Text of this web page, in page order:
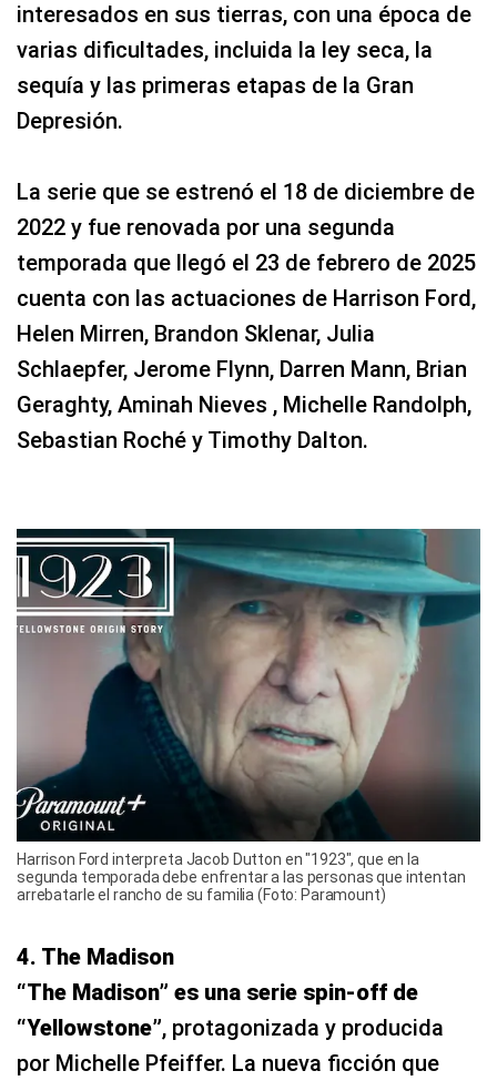
interesados en sus tierras, con una época de
varias dificultades, incluida la ley seca, la
sequía y las primeras etapas de la Gran
Depresión.
La serie que se estrenó el 18 de diciembre de
2022 y fue renovada por una segunda
temporada que llegó el 23 de febrero de 2025
cuenta con las actuaciones de Harrison Ford,
Helen Mirren, Brandon Sklenar, Julia
Schlaepfer, Jerome Flynn, Darren Mann, Brian
Geraghty, Aminah Nieves , Michelle Randolph,
Sebastian Roché y Timothy Dalton.
Harrison Ford interpreta Jacob Dutton en "1923", que en la
segunda temporada debe enfrentar a las personas que intentan
arrebatarle el rancho de su familia (Foto: Paramount)
4. The Madison
“The Madison” es una serie spin-off de
“Yellowstone”, protagonizada y producida
por Michelle Pfeiffer. La nueva ficción que